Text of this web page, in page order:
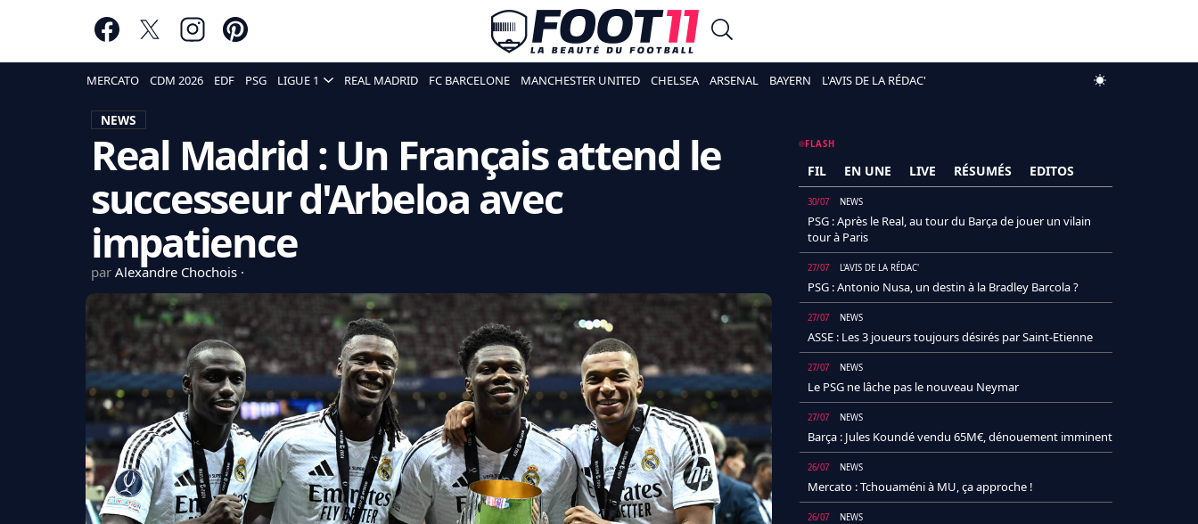
MERCATO CDM 2026 EDF PSG LIGUE 1 REAL MADRID FC BARCELONE MANCHESTER UNITED CHELSEA ARSENAL BAYERN L'AVIS DE LA RÉDAC'
NEWS
Real Madrid : Un Français attend le
successeur d'Arbeloa avec
impatience
par Alexandre Chochois
FLASH
FIL EN UNE LIVE RÉSUMÉS EDITOS
30/07 NEWS
PSG : Après le Real, au tour du Barça de jouer un vilain
tour à Paris
27/07 L'AVIS DE LA RÉDAC'
PSG : Antonio Nusa, un destin à la Bradley Barcola ?
27/07 NEWS
ASSE : Les 3 joueurs toujours désirés par Saint-Etienne
27/07 NEWS
Le PSG ne lâche pas le nouveau Neymar
27/07 NEWS
Barça : Jules Koundé vendu 65M€, dénouement imminent
26/07 NEWS
Mercato : Tchouaméni à MU, ça approche !
26/07 NEWS